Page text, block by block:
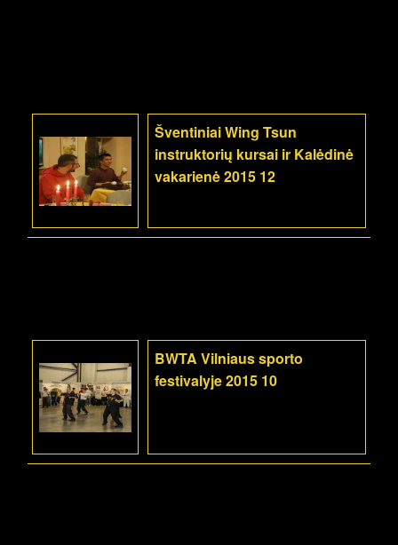
Šventiniai Wing Tsun
instruktorių kursai ir Kalėdinė
vakarienė 2015 12
BWTA Vilniaus sporto
festivalyje 2015 10